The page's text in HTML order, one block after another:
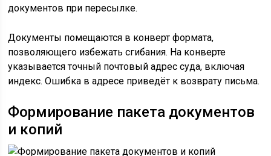
документов при пересылке.
Документы помещаются в конверт формата,
позволяющего избежать сгибания. На конверте
указывается точный почтовый адрес суда, включая
индекс. Ошибка в адресе приведёт к возврату письма.
Формирование пакета документов
и копий